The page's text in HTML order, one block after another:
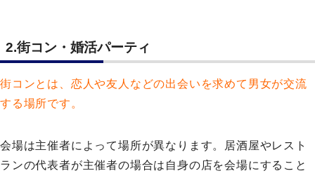
2.街コン・婚活パーティ
街コンとは、恋人や友人などの出会いを求めて男女が交流
する場所です。
会場は主催者によって場所が異なります。居酒屋やレスト
ランの代表者が主催者の場合は自身の店を会場にすること